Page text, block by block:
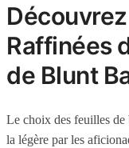
Raffinées
de Blunt
Le choix des feuilles de
la légère par les